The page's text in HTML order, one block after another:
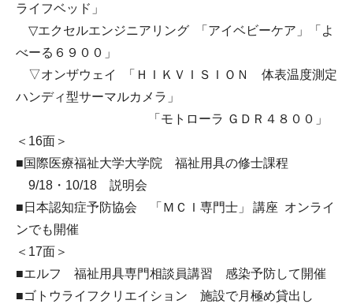
ライフベッド」
▽エクセルエンジニアリング 「アイベビーケア」「よ
べーる６９００」
▽オンザウェイ 「ＨＩＫＶＩＳＩＯＮ 体表温度測定
ハンディ型サーマルカメラ」
「モトローラ ＧＤＲ４８００」
＜16面＞
■国際医療福祉大学大学院 福祉用具の修士課程
9/18・10/18 説明会
■日本認知症予防協会 「ＭＣＩ専門士」 講座 オンライ
ンでも開催
＜17面＞
■エルフ 福祉用具専門相談員講習 感染予防して開催
■ゴトウライフクリエイション 施設で月極め貸出し